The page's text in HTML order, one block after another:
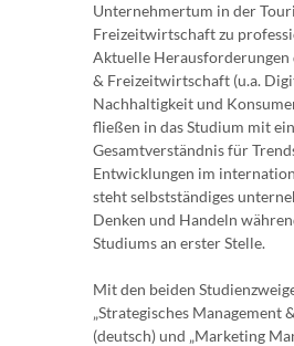
Unternehmertum in der
Freizeitwirtschaft zu
Aktuelle Herausforderungen
& Freizeitwirtschaft (u.a.
Nachhaltigkeit und
fließen in das Studium mit
Gesamtverständnis für
Entwicklungen im
steht selbstständiges
Denken und Handeln
Studiums an erster Stelle.
Mit den beiden
„Strategisches Management
(deutsch) und „Marketing